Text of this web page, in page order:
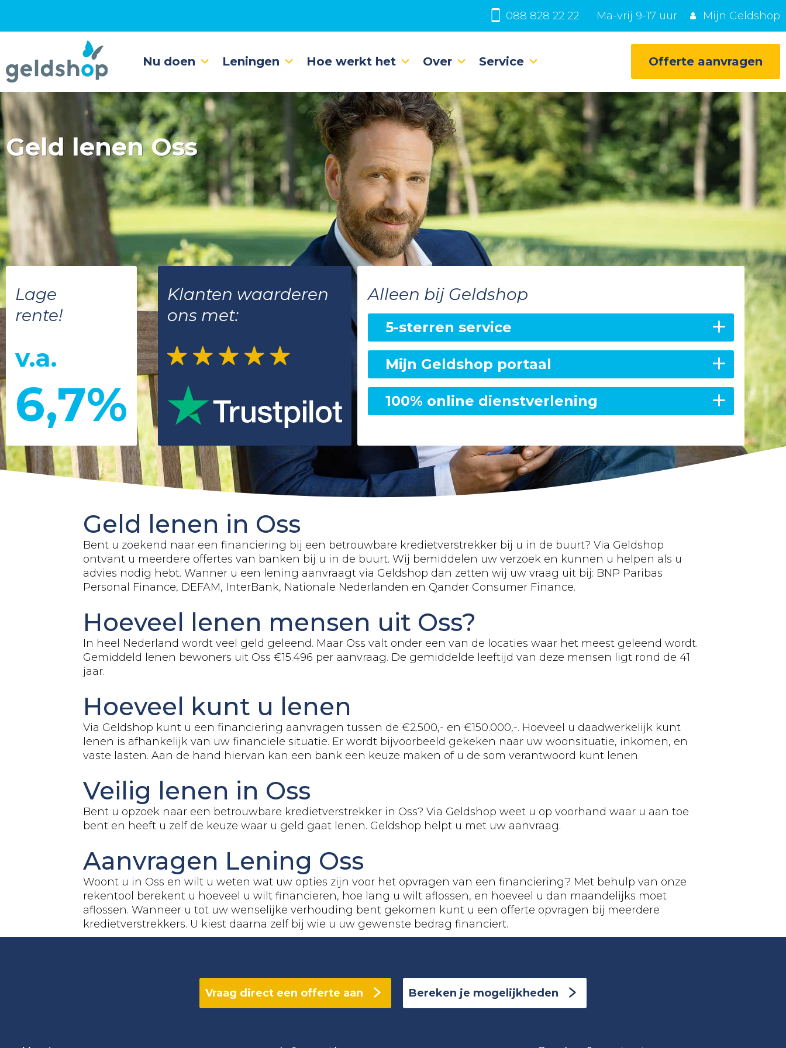
088 828 22 22 Ma-vrij 9-17 uur Mijn Geldshop
Nu doen Leningen Hoe werkt het Over Service Offerte aanvragen
Geld lenen Oss
Lage
rente!
v.a.
6,7%
Klanten waarderen
ons met:
Alleen bij Geldshop
5-sterren service
Mijn Geldshop portaal
100% online dienstverlening
Geld lenen in Oss
Bent u zoekend naar een financiering bij een betrouwbare kredietverstrekker bij u in de buurt? Via Geldshop
ontvant u meerdere offertes van banken bij u in de buurt. Wij bemiddelen uw verzoek en kunnen u helpen als u
advies nodig hebt. Wanner u een lening aanvraagt via Geldshop dan zetten wij uw vraag uit bij: BNP Paribas
Personal Finance, DEFAM, InterBank, Nationale Nederlanden en Qander Consumer Finance.
Hoeveel lenen mensen uit Oss?
In heel Nederland wordt veel geld geleend. Maar Oss valt onder een van de locaties waar het meest geleend wordt.
Gemiddeld lenen bewoners uit Oss €15.496 per aanvraag. De gemiddelde leeftijd van deze mensen ligt rond de 41
jaar.
Hoeveel kunt u lenen
Via Geldshop kunt u een financiering aanvragen tussen de €2.500,- en €150.000,-. Hoeveel u daadwerkelijk kunt
lenen is afhankelijk van uw financiele situatie. Er wordt bijvoorbeeld gekeken naar uw woonsituatie, inkomen, en
vaste lasten. Aan de hand hiervan kan een bank een keuze maken of u de som verantwoord kunt lenen.
Veilig lenen in Oss
Bent u opzoek naar een betrouwbare kredietverstrekker in Oss? Via Geldshop weet u op voorhand waar u aan toe
bent en heeft u zelf de keuze waar u geld gaat lenen. Geldshop helpt u met uw aanvraag.
Aanvragen Lening Oss
Woont u in Oss en wilt u weten wat uw opties zijn voor het opvragen van een financiering? Met behulp van onze
rekentool berekent u hoeveel u wilt financieren, hoe lang u wilt aflossen, en hoeveel u dan maandelijks moet
aflossen. Wanneer u tot uw wenselijke verhouding bent gekomen kunt u een offerte opvragen bij meerdere
kredietverstrekkers. U kiest daarna zelf bij wie u uw gewenste bedrag financiert.
Vraag direct een offerte aan Bereken je mogelijkheden